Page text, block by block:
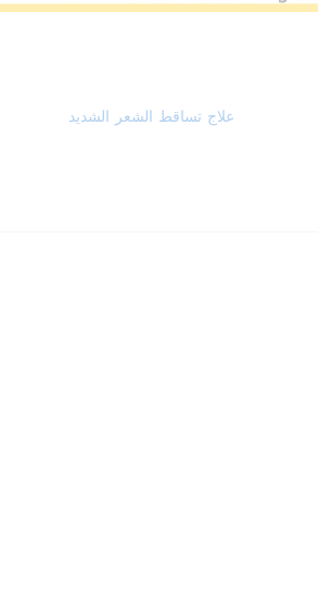
علاج تساقط الشعر الشديد